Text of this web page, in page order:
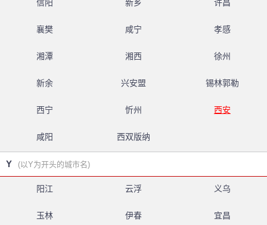
信阳 新乡 许昌
襄樊 咸宁 孝感
湘潭 湘西 徐州
新余 兴安盟 锡林郭勒
西宁 忻州 西安
咸阳 西双版纳
Y (以Y为开头的城市名)
阳江 云浮 义乌
玉林 伊春 宜昌